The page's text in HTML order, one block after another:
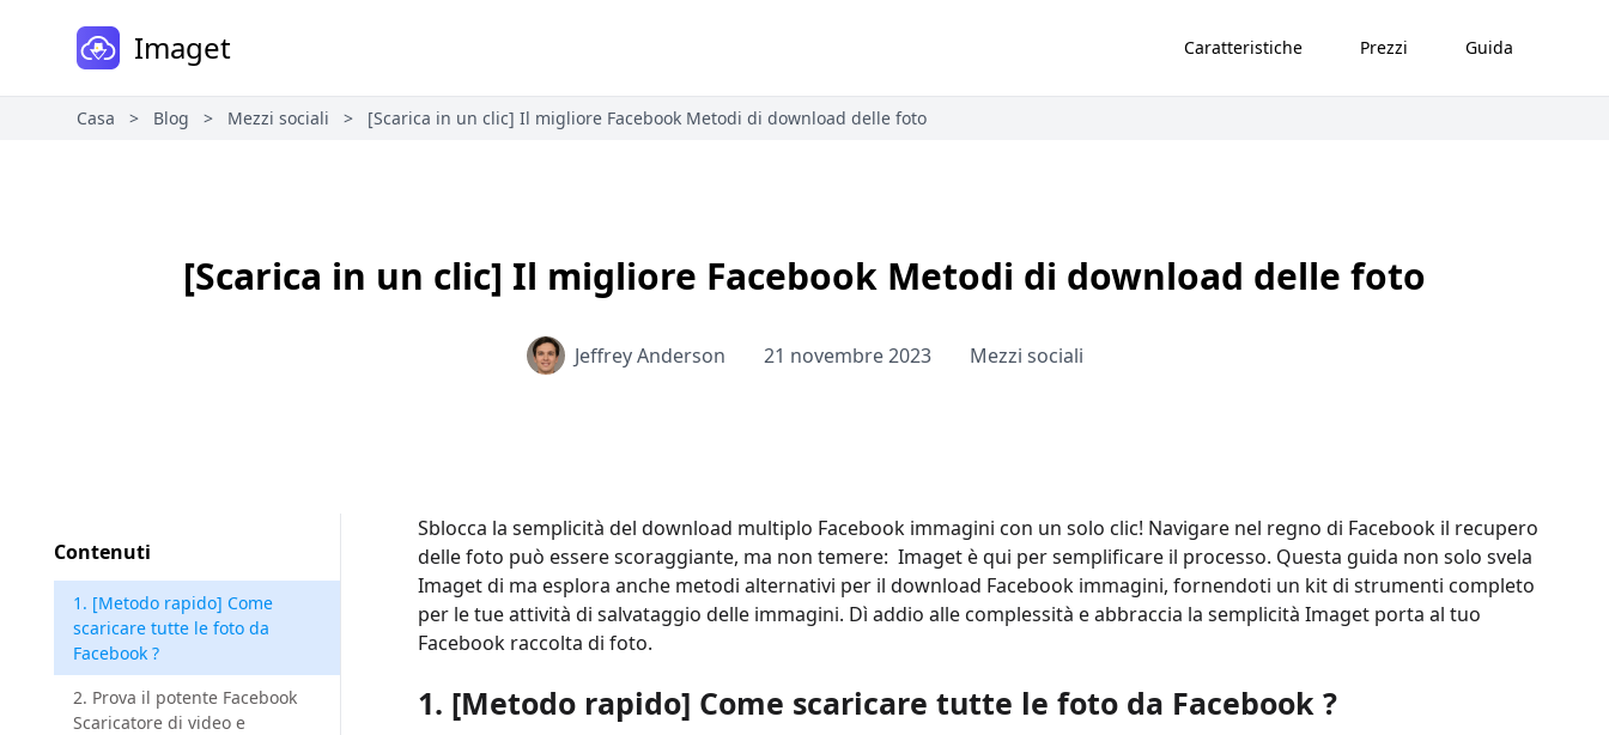
Imaget Caratteristiche Prezzi Guida
Casa > Blog > Mezzi sociali > [Scarica in un clic] Il migliore Facebook Metodi di download delle foto
[Scarica in un clic] Il migliore Facebook Metodi di download delle foto
Jeffrey Anderson 21 novembre 2023 Mezzi sociali
Contenuti
1. [Metodo rapido] Come
scaricare tutte le foto da
Facebook ?
2. Prova il potente Facebook
Scaricatore di video e
Sblocca la semplicità del download multiplo Facebook immagini con un solo clic! Navigare nel regno di Facebook il recupero
delle foto può essere scoraggiante, ma non temere: Imaget è qui per semplificare il processo. Questa guida non solo svela
Imaget di ma esplora anche metodi alternativi per il download Facebook immagini, fornendoti un kit di strumenti completo
per le tue attività di salvataggio delle immagini. Dì addio alle complessità e abbraccia la semplicità Imaget porta al tuo
Facebook raccolta di foto.
1. [Metodo rapido] Come scaricare tutte le foto da Facebook ?